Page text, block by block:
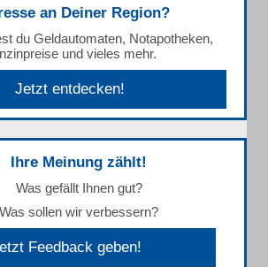
an Deiner Region?
du Geldautomaten, Notapotheken,
und vieles mehr.
Jetzt entdecken!
Ihre Meinung zählt!
Was gefällt Ihnen gut?
Was sollen wir verbessern?
Feedback geben!